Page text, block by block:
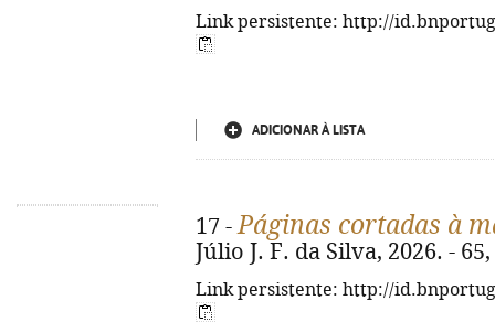
Link persistente: http://
ADICIONAR À LISTA
17 -Páginas cortadas à
Júlio J. F. da Silva, 2026. -
Link persistente: http://